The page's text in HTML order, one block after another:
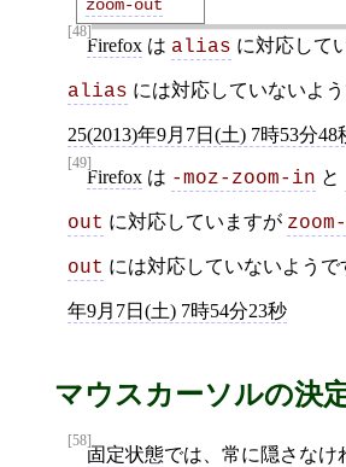
zoom-out
[48]
Firefox は alias に対応して
alias には対応していないよう
25(2013)年9月7日(土) 7時53分48
[49]
Firefox は -moz-zoom-in と
out に対応していますが
out には対応していないようで
年9月7日(土) 7時54分23秒
マウスカーソルの決
[58]
固定状態では、常に隠さなけ